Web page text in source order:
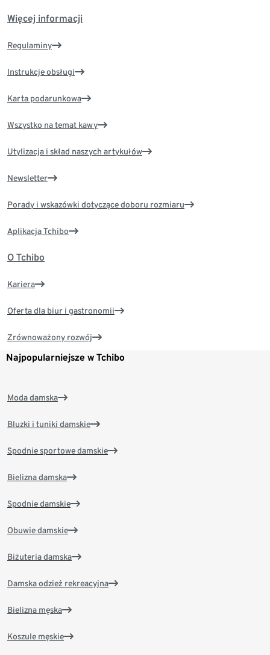
Więcej informacji
Regulaminy
Instrukcje obsługi
Karta podarunkowa
Wszystko na temat kawy
Utylizacja i skład naszych artykułów
Newsletter
Porady i wskazówki dotyczące doboru rozmiaru
Aplikacja Tchibo
O Tchibo
Kariera
Oferta dla biur i gastronomii
Zrównoważony rozwój
Najpopularniejsze w Tchibo
Moda damska
Bluzki i tuniki damskie
Spodnie sportowe damskie
Bielizna damska
Spodnie damskie
Obuwie damskie
Biżuteria damska
Damska odzież rekreacyjna
Bielizna męska
Koszule męskie